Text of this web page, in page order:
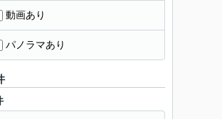
動画あり
パノラマあり